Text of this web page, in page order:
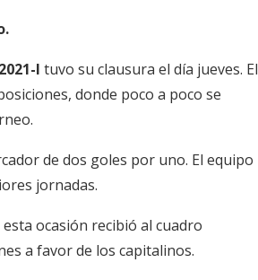
l tuvo su clausura el día jueves. El
donde poco a poco se
de dos goles por uno. El equipo
jornadas.
ocasión recibió al cuadro
a favor de los capitalinos.